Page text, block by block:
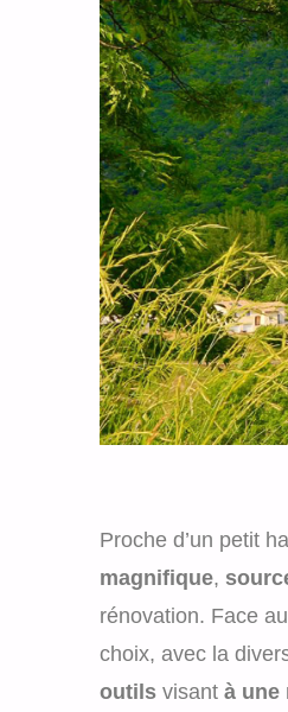
Proche d’un petit
magnifique,
rénovation. Face
choix, avec la
outils visantà une